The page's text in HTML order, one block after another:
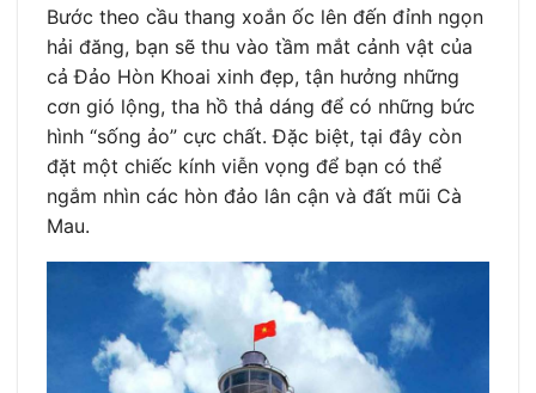
Bước theo cầu thang xoắn ốc lên đến đỉnh ngọn
hải đăng, bạn sẽ thu vào tầm mắt cảnh vật của
cả Đảo Hòn Khoai xinh đẹp, tận hưởng những
cơn gió lộng, tha hồ thả dáng để có những bức
hình “sống ảo” cực chất. Đặc biệt, tại đây còn
đặt một chiếc kính viễn vọng để bạn có thể
ngắm nhìn các hòn đảo lân cận và đất mũi Cà
Mau.